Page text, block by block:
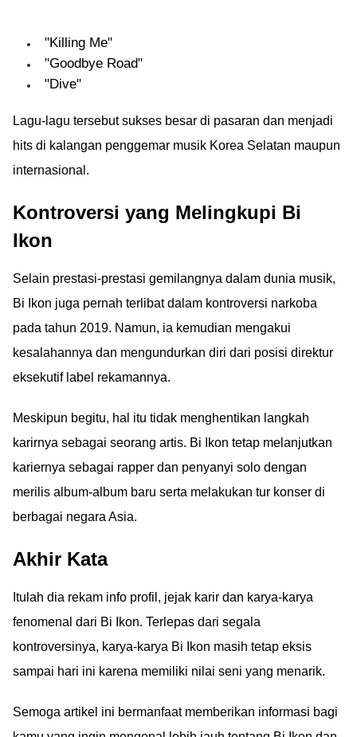
"Killing Me"
"Goodbye Road"
"Dive"
Lagu-lagu tersebut sukses besar di pasaran dan menjadi
hits di kalangan penggemar musik Korea Selatan maupun
internasional.
Kontroversi yang Melingkupi Bi
Ikon
Selain prestasi-prestasi gemilangnya dalam dunia musik,
Bi Ikon juga pernah terlibat dalam kontroversi narkoba
pada tahun 2019. Namun, ia kemudian mengakui
kesalahannya dan mengundurkan diri dari posisi direktur
eksekutif label rekamannya.
Meskipun begitu, hal itu tidak menghentikan langkah
karirnya sebagai seorang artis. Bi Ikon tetap melanjutkan
kariernya sebagai rapper dan penyanyi solo dengan
merilis album-album baru serta melakukan tur konser di
berbagai negara Asia.
Akhir Kata
Itulah dia rekam info profil, jejak karir dan karya-karya
fenomenal dari Bi Ikon. Terlepas dari segala
kontroversinya, karya-karya Bi Ikon masih tetap eksis
sampai hari ini karena memiliki nilai seni yang menarik.
Semoga artikel ini bermanfaat memberikan informasi bagi